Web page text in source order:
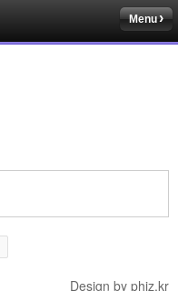
Menu
Design by phiz.kr